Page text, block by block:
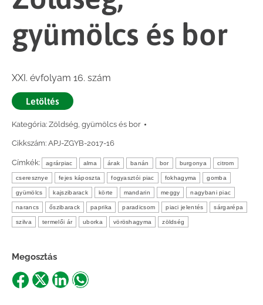
gyümölcs és bor
XXI. évfolyam 16. szám
Letöltés
Kategória: Zöldség, gyümölcs és bor
Cikkszám: APJ-ZGYB-2017-16
Címkék: agrárpiac alma árak banán bor burgonya citrom
cseresznye fejes káposzta fogyasztói piac fokhagyma gomba
gyümölcs kajszibarack körte mandarin meggy nagybani piac
narancs őszibarack paprika paradicsom piaci jelentés sárgarépa
szilva termelői ár uborka vöröshagyma zöldség
Megosztás
ShareShareShareShare